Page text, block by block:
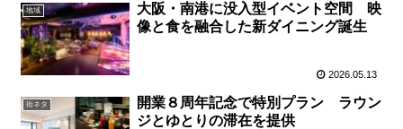
地域
大阪・南港に没入型イベント空間 映
像と食を融合した新ダイニング誕生
2026.05.13
街ネタ
開業８周年記念で特別プラン ラウン
ジとゆとりの滞在を提供